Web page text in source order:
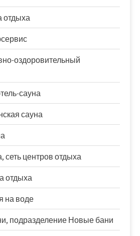
отдыха
оздоровительный
сауна
сауна
сеть центров отдыха
отдыха
на воде
подразделение Новые бани